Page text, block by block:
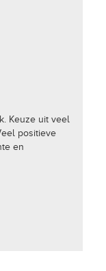
Keuze uit veel
positieve
en